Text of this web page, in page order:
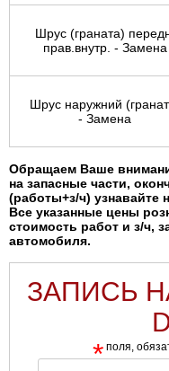
Шрус (граната)
прав.внутр. - Замена
Шрус наружний
- Замена
Обращаем Ваше
на запасные части,
(работы+з/ч) узнавайте
Все указанные цены
стоимость работ и з/ч,
автомобиля.
ЗАПИСЬ
* поля,